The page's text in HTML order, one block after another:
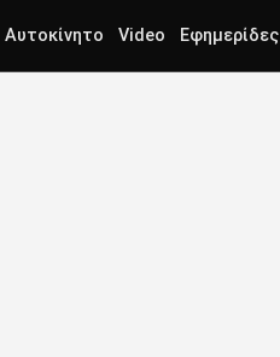
Αυτοκίνητο Video Εφημερίδες